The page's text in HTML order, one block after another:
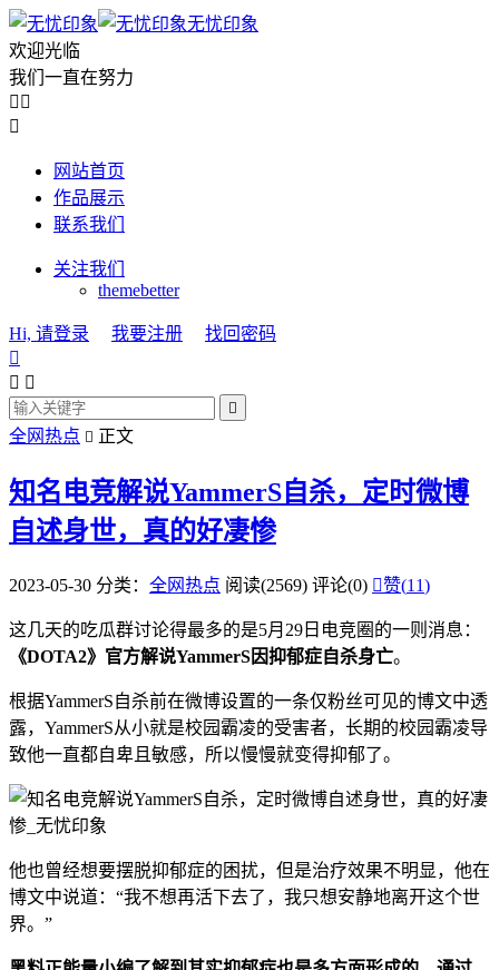
无忧印象
欢迎光临
我们一直在努力
 

网站首页
作品展示
联系我们
关注我们
themebetter
Hi, 请登录 我要注册
找回密码

 

全网热点  正文
知名电竞解说YammerS自杀，定时微博
自述身世，真的好凄惨
2023-05-30 分类： 全网热点 阅读(2569) 评论(0) 赞(11)
这几天的吃瓜群讨论得最多的是5月29日电竞圈的一则消息：
《DOTA2》官方解说YammerS因抑郁症自杀身亡。
根据YammerS自杀前在微博设置的一条仅粉丝可见的博文中透
露，YammerS从小就是校园霸凌的受害者，长期的校园霸凌导
致他一直都自卑且敏感，所以慢慢就变得抑郁了。
他也曾经想要摆脱抑郁症的困扰，但是治疗效果不明显，他在
博文中说道：“我不想再活下去了，我只想安静地离开这个世
界。”